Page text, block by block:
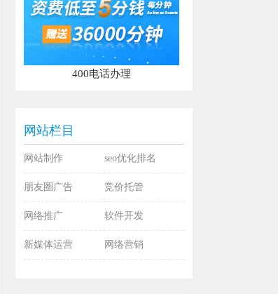
400电话办理
网站栏目
网站制作 seo优化排名
朋友圈广告 竞价托管
网络推广 软件开发
新媒体运营 网络营销